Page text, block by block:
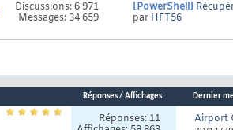
Voir
RSS
forum
Discussions: 6 971
Messages: 34 659
[PowerShell]
par HFT56
Réponses/ Affichages Dernier
Réponses: 11
Airport